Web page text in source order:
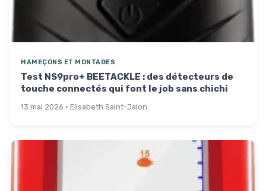
HAMEÇONS ET MONTAGES
Test NS9pro+ BEETACKLE : des détecteurs de
touche connectés qui font le job sans chichi
13 mai 2026 · Elisabeth Saint-Jalon